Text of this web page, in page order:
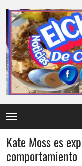
Kate Moss es
comportamiento